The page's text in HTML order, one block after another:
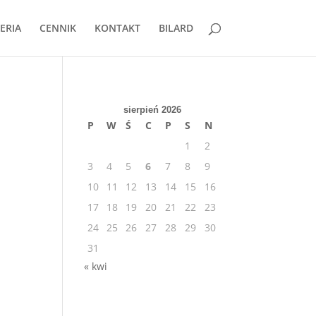
CENNIK KONTAKT BILARD
sierpień 2026
P W Ś C P S
N
1
2
3
4 5 6 7 8
9
10
11 12 13 14 15
16
17
18 19 20 21 22
23
24 25 26 27 28 29
30
31
« kwi